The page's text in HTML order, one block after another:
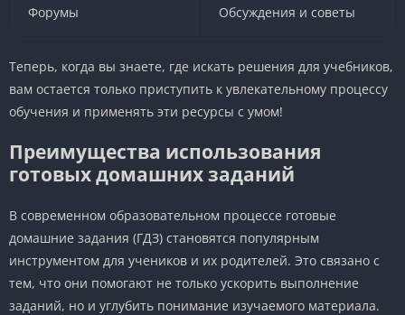
Форумы Обсуждения и советы
Теперь, когда вы знаете, где искать решения для учебников,
вам остается только приступить к увлекательному процессу
обучения и применять эти ресурсы с умом!
Преимущества использования
готовых домашних заданий
В современном образовательном процессе готовые
домашние задания (ГДЗ) становятся популярным
инструментом для учеников и их родителей. Это связано с
тем, что они помогают не только ускорить выполнение
заданий, но и углубить понимание изучаемого материала.